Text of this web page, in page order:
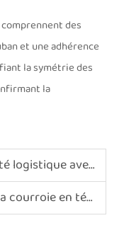
des
et une adhérence
la symétrie des
la
machine à serrer les caisses
scelleur à bande continue ?